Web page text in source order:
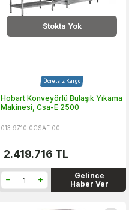
Stokta Yok
Ücretsiz Kargo
Hobart Konveyörlü Bulaşık Yıkama
Makinesi, Csa-E 2500
013.9710.0CSAE.00
2.419.716 TL
Gelince
Haber Ver